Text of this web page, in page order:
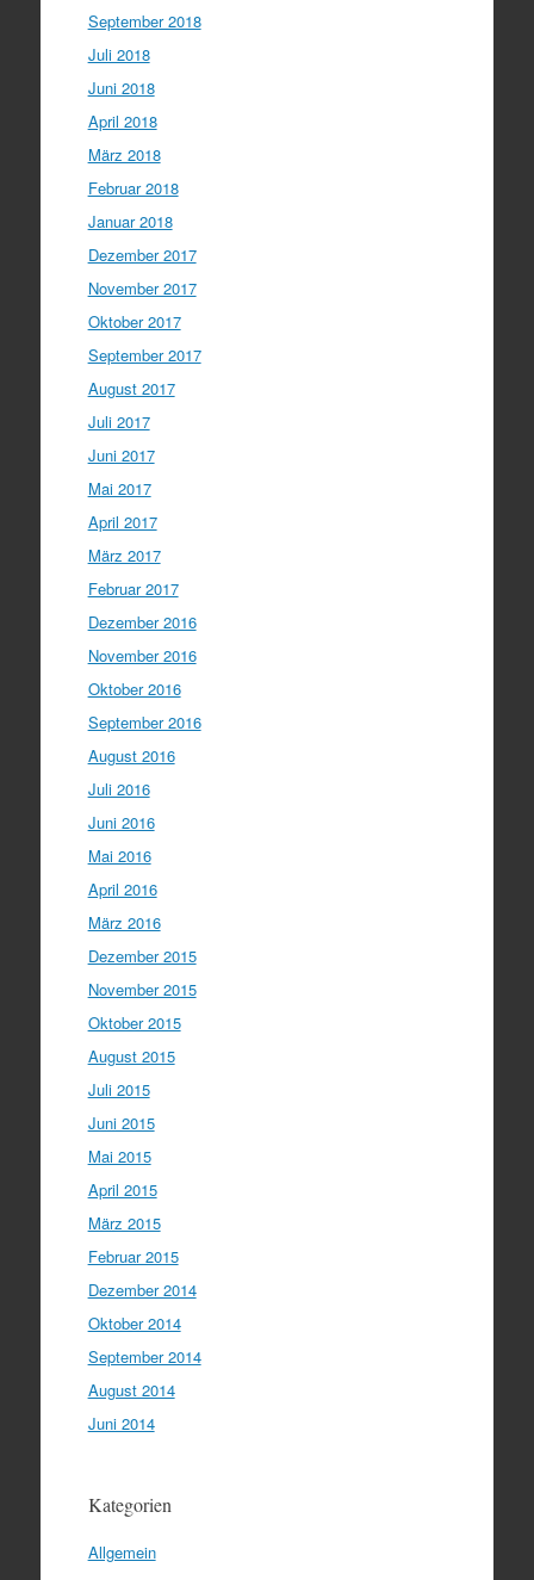
September 2018
Juli 2018
Juni 2018
April 2018
März 2018
Februar 2018
Januar 2018
Dezember 2017
November 2017
Oktober 2017
September 2017
August 2017
Juli 2017
Juni 2017
Mai 2017
April 2017
März 2017
Februar 2017
Dezember 2016
November 2016
Oktober 2016
September 2016
August 2016
Juli 2016
Juni 2016
Mai 2016
April 2016
März 2016
Dezember 2015
November 2015
Oktober 2015
August 2015
Juli 2015
Juni 2015
Mai 2015
April 2015
März 2015
Februar 2015
Dezember 2014
Oktober 2014
September 2014
August 2014
Juni 2014
Kategorien
Allgemein